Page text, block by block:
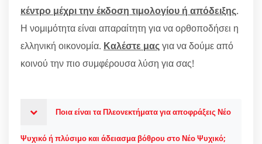
κέντρο μέχρι την έκδοση τιμολογίου ή απόδειξης.
Η νομιμότητα είναι απαραίτητη για να ορθοποδήσει η
ελληνική οικονομία. Καλέστε μαςγια να δούμε από
κοινού την πιο συμφέρουσα λύση για σας!
Ποια είναι τα Πλεονεκτήματα για αποφράξεις Νέο
Ψυχικό ή πλύσιμο και άδειασμα βόθρου στο Νέο Ψυχικό;